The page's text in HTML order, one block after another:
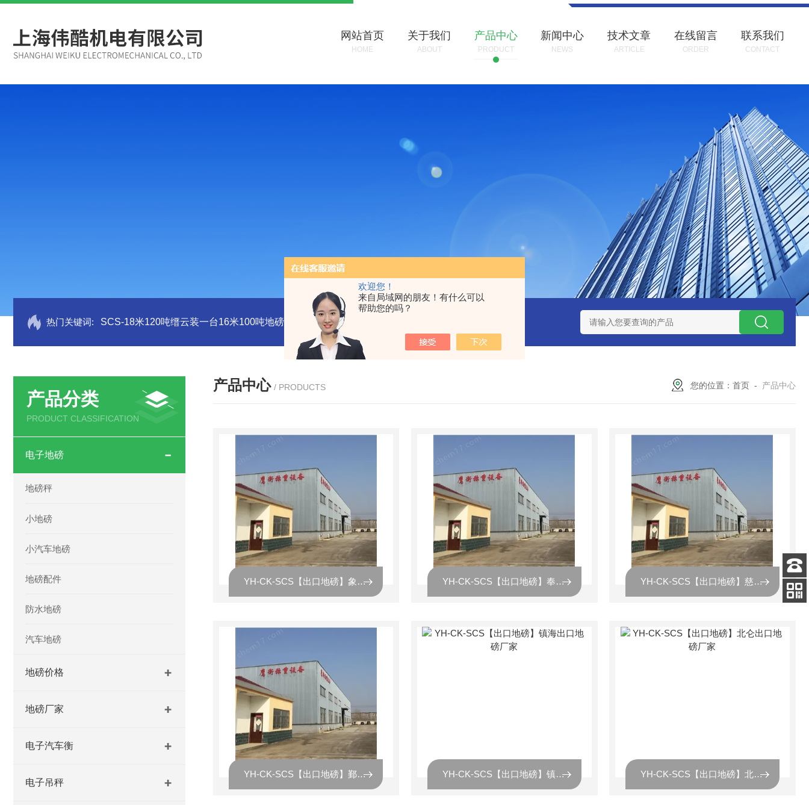
欢迎您！
来自局域网的朋友！有什么可以
帮助您的吗？
网站首页
HOME
关于我们
ABOUT
产品中心
PRODUCT
新闻中心
NEWS
技术文章
ARTICLE
在线留言
ORDER
联系我们
CONTACT
热门关键词: SCS-18米120吨缙云装一台16米100吨地磅多少钱？ SCS-18米120吨温岭装一台16米100吨地磅多少钱？ SCS-18米120吨玉环装一台16米100吨地磅多少钱？
产品分类
PRODUCT CLASSIFICATION
电子地磅
地磅秤
小地磅
小汽车地磅
地磅配件
防水地磅
汽车地磅
地磅价格
地磅厂家
电子汽车衡
电子吊秤
产品中心 / PRODUCTS 您的位置： 首页 - 产品中心
YH-CK-SCS【出口地磅】象山出口地磅厂家 YH-CK-SCS【出口地磅】奉化出口地磅厂家 YH-CK-SCS【出口地磅】慈溪出口地磅厂家
YH-CK-SCS【出口地磅】鄞州出口地磅厂家 YH-CK-SCS【出口地磅】镇海出口地磅厂家 YH-CK-SCS【出口地磅】北仑出口地磅厂家
客服
电话